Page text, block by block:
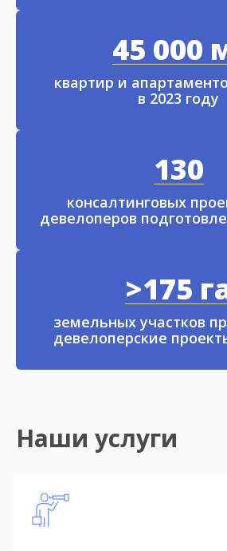
45 000
квартир и
в 2023 году
130
консалтинговых
девелоперов
>175
земельных участков
девелоперские
Наши услуги